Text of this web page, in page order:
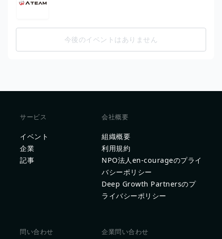
今後のイベントはありません
サービス
イベント
企業
記事
会社概要
組織概要
利用規約
NPO法人en-courageのプライ
バシーポリシー
Deep Growth Partnersのプ
ライバシーポリシー
問い合わせ 企業問い合わせ